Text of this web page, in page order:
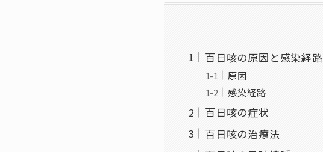
百日咳の原因と感染経路
原因
感染経路
百日咳の症状
百日咳の治療法